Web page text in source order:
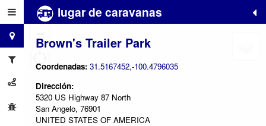
lugar de caravanas
Brown's Trailer Park
Coordenadas: 31.5167452,-100.4796035
Dirección:
5320 US Highway 87 North
San Angelo, 76901
UNITED STATES OF AMERICA
+